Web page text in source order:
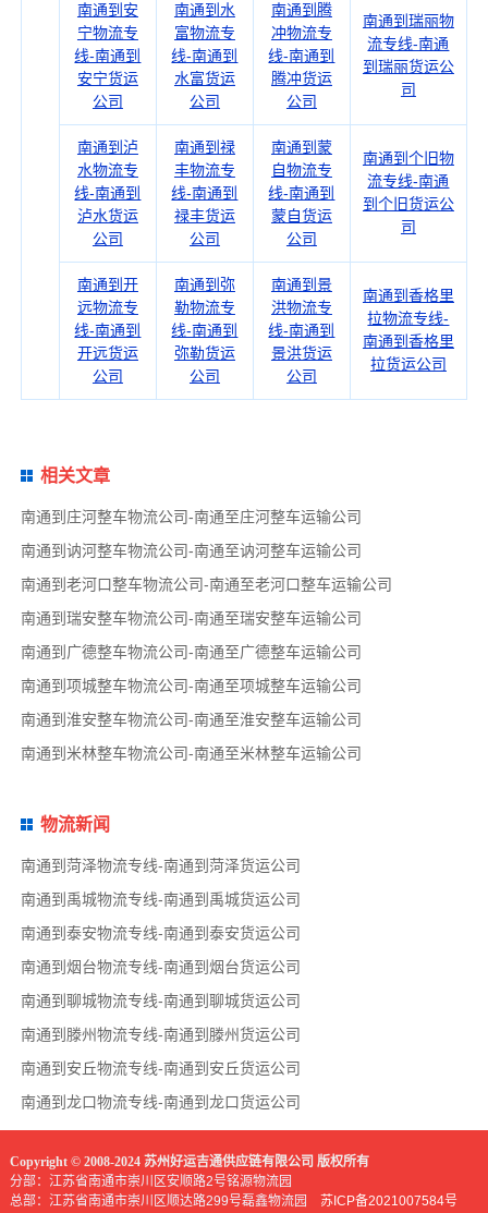
南通到安
宁物流专
线-南通到
安宁货运
公司
南通到水
富物流专
线-南通到
水富货运
公司
南通到腾
冲物流专
线-南通到
腾冲货运
公司
南通到瑞丽物
流专线-南通
到瑞丽货运公
司
南通到泸
水物流专
线-南通到
泸水货运
公司
南通到禄
丰物流专
线-南通到
禄丰货运
公司
南通到蒙
自物流专
线-南通到
蒙自货运
公司
南通到个旧物
流专线-南通
到个旧货运公
司
南通到开
远物流专
线-南通到
开远货运
公司
南通到弥
勒物流专
线-南通到
弥勒货运
公司
南通到景
洪物流专
线-南通到
景洪货运
公司
南通到香格里
拉物流专线-
南通到香格里
拉货运公司
相关文章
南通到庄河整车物流公司-南通至庄河整车运输公司
南通到讷河整车物流公司-南通至讷河整车运输公司
南通到老河口整车物流公司-南通至老河口整车运输公司
南通到瑞安整车物流公司-南通至瑞安整车运输公司
南通到广德整车物流公司-南通至广德整车运输公司
南通到项城整车物流公司-南通至项城整车运输公司
南通到淮安整车物流公司-南通至淮安整车运输公司
南通到米林整车物流公司-南通至米林整车运输公司
物流新闻
南通到菏泽物流专线-南通到菏泽货运公司
南通到禹城物流专线-南通到禹城货运公司
南通到泰安物流专线-南通到泰安货运公司
南通到烟台物流专线-南通到烟台货运公司
南通到聊城物流专线-南通到聊城货运公司
南通到滕州物流专线-南通到滕州货运公司
南通到安丘物流专线-南通到安丘货运公司
南通到龙口物流专线-南通到龙口货运公司
Copyright © 2008-2024 苏州好运吉通供应链有限公司 版权所有
分部：江苏省南通市崇川区安顺路2号铭源物流园
总部：江苏省南通市崇川区顺达路299号磊鑫物流园 苏ICP备2021007584号